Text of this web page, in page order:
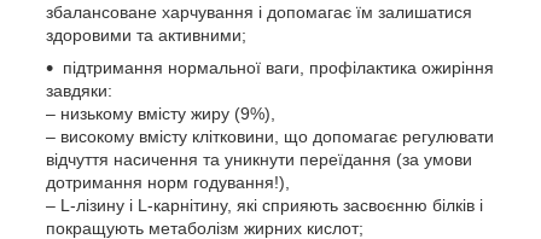
збалансоване харчування і допомагає їм залишатися
здоровими та активними;
підтримання нормальної ваги, профілактика ожиріння
завдяки:
– низькому вмісту жиру (9%),
– високому вмісту клітковини, що допомагає регулювати
відчуття насичення та уникнути переїдання (за умови
дотримання норм годування!),
– L-лізину і L-карнітину, які сприяють засвоєнню білків і
покращують метаболізм жирних кислот;